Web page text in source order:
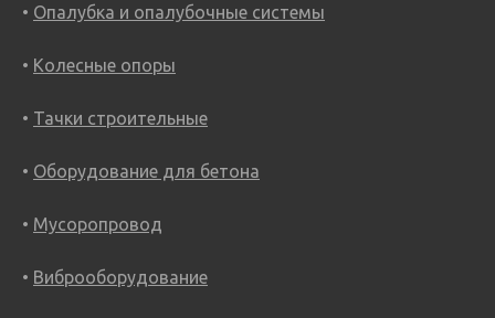
Опалубка и опалубочные системы
Колесные опоры
Тачки строительные
Оборудование для бетона
Мусоропровод
Виброоборудование